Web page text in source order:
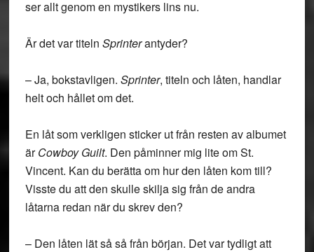
ser allt genom en mystikers lins nu.
Är det var titeln Sprinterantyder?
– Ja, bokstavligen. Sprinter, titeln och låten, handlar
helt och hållet om det.
En låt som verkligen sticker ut från resten av albumet
ärCowboy Guilt. Den påminner mig lite om St.
Vincent. Kan du berätta om hur den låten kom till?
Visste du att den skulle skilja sig från de andra
låtarna redan när du skrev den?
– Den låten lät så så från början. Det var tydligt att